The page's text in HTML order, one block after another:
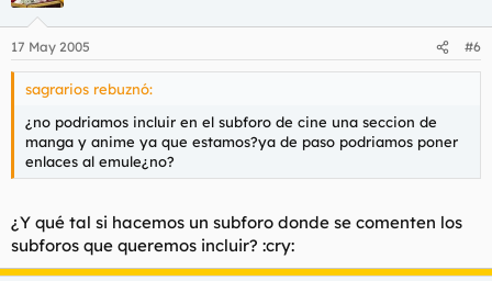
17 May 2005 #6
sagrarios rebuznó:
¿no podriamos incluir en el subforo de cine una seccion de
manga y anime ya que estamos?ya de paso podriamos poner
enlaces al emule¿no?
¿Y qué tal si hacemos un subforo donde se comenten los
subforos que queremos incluir? :cry: